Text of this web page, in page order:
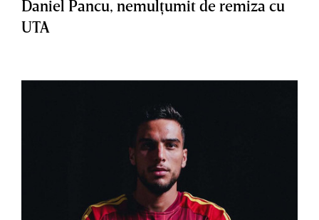
Daniel Pancu, nemulţumit de remiza cu
UTA